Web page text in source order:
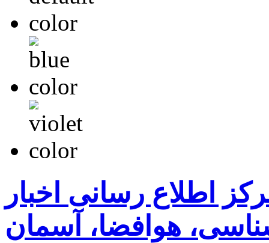
اطلاع رسانی اخبار
هوافضا، آسمان